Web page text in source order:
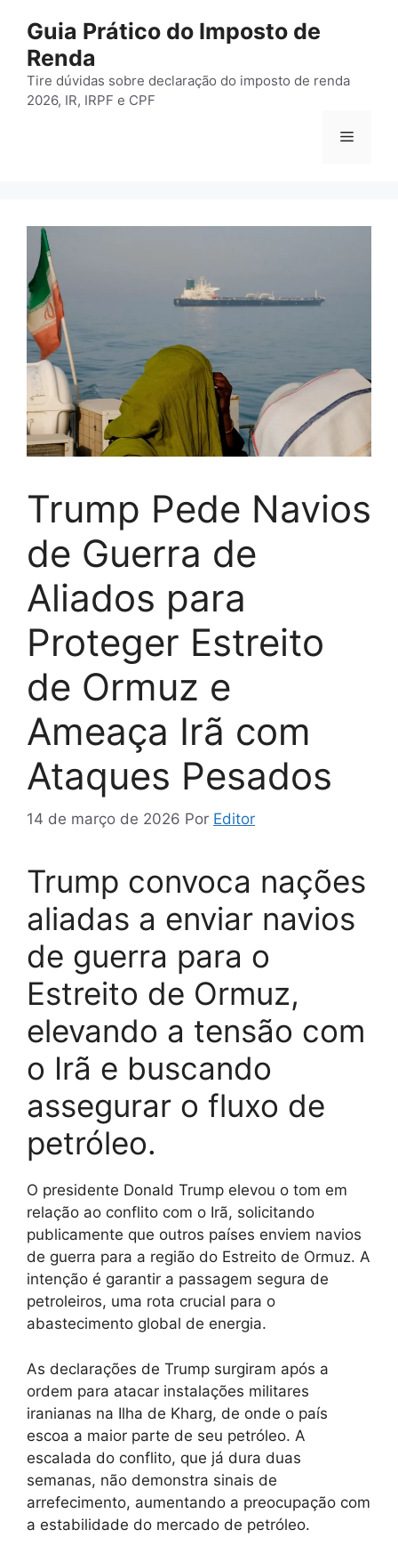
para
conteúdo
Guia Prático do Imposto de
Renda
Tire dúvidas sobre declaração do imposto de renda
2026, IR, IRPF e CPF
Menu
Trump Pede Navios
de Guerra de
Aliados para
Proteger Estreito
de Ormuz e
Ameaça Irã com
Ataques Pesados
14 de março de 2026 Por Editor
Trump convoca nações
aliadas a enviar navios
de guerra para o
Estreito de Ormuz,
elevando a tensão com
o Irã e buscando
assegurar o fluxo de
petróleo.
O presidente Donald Trump elevou o tom em
relação ao conflito com o Irã, solicitando
publicamente que outros países enviem navios
de guerra para a região do Estreito de Ormuz. A
intenção é garantir a passagem segura de
petroleiros, uma rota crucial para o
abastecimento global de energia.
As declarações de Trump surgiram após a
ordem para atacar instalações militares
iranianas na Ilha de Kharg, de onde o país
escoa a maior parte de seu petróleo. A
escalada do conflito, que já dura duas
semanas, não demonstra sinais de
arrefecimento, aumentando a preocupação com
a estabilidade do mercado de petróleo.